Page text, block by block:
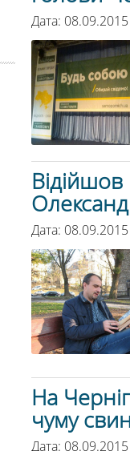
Дата:
Дата:
На
чуму
Дата: